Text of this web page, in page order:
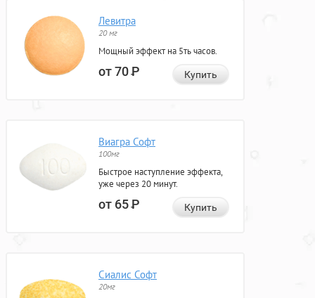
Левитра
20 мг
Мощный эффект на 5ть часов.
от 70Р Купить
Виагра Софт
100мг
Быстрое наступление эффекта,
уже через 20 минут.
от 65Р Купить
Сиалис Софт
20мг